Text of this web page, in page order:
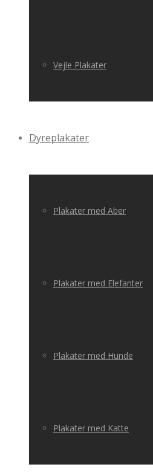
Vejle Plakater
Dyreplakater
Plakater med Aber
Plakater med Elefanter
Plakater med Hunde
Plakater med Katte